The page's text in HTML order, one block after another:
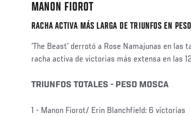
MANON FIOROT
RACHA ACTIVA MÁS LARGA DE TRIUNFOS EN
‘The Beast’ derrotó a Rose Namajunas en
racha activa de victorias más extensa en las
TRIUNFOS TOTALES - PESO MOSCA
1 - Manon Fiorot/ Erin Blanchfield: 6 victorias